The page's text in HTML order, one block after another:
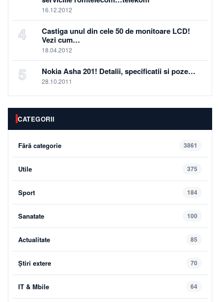
16.12.2012
4
Castiga unul din cele 50 de monitoare LCD!
Vezi cum…
18.04.2012
5 Nokia Asha 201! Detalii, specificatii si poze…
28.10.2011
CATEGORII
Fără categorie 3861
Utile 375
Sport 184
Sanatate 100
Actualitate 85
Știri extere 70
IT & Mbile 64